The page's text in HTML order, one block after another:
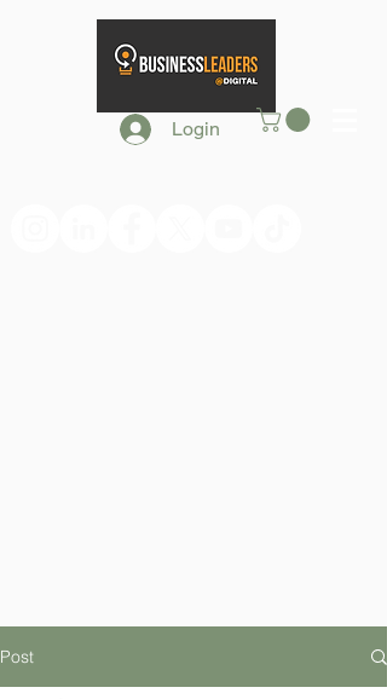
Login
Post